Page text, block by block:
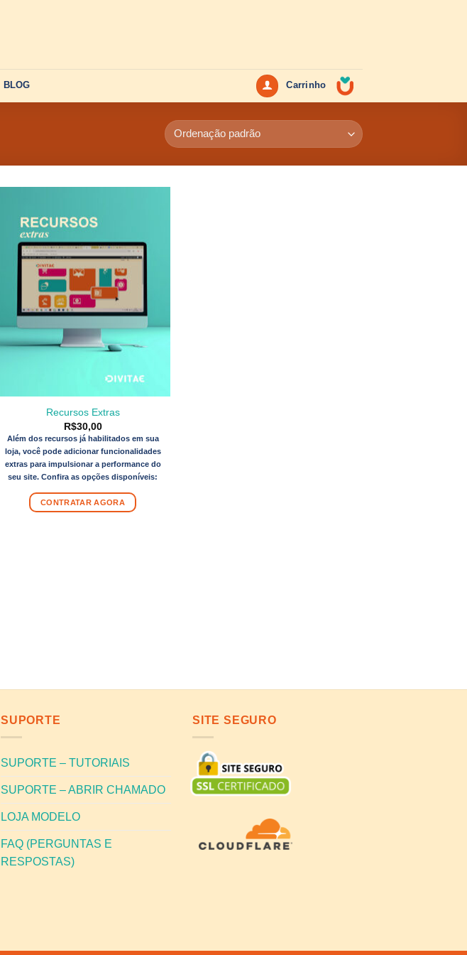
BLOG Carrinho
Recursos Extras
R$30,00
Além dos recursos já habilitados em sua
loja, você pode adicionar funcionalidades
extras para impulsionar a performance do
seu site. Confira as opções disponíveis:
CONTRATAR AGORA
SUPORTE
SUPORTE – TUTORIAIS
SUPORTE – ABRIR CHAMADO
LOJA MODELO
FAQ (PERGUNTAS E
RESPOSTAS)
SITE SEGURO